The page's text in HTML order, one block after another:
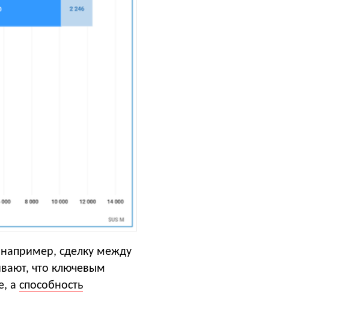
сделку между
что ключевым
а способность